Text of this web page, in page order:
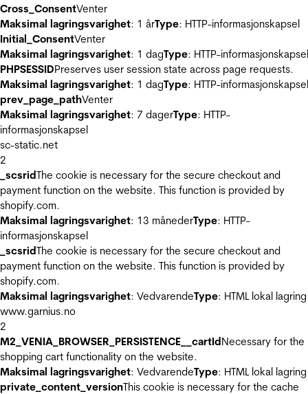
Cross_ConsentVenter
Maksimal lagringsvarighet: 1 årType: HTTP-informasjonskapsel
Initial_ConsentVenter
Maksimal lagringsvarighet: 1 dagType: HTTP-informasjonskapsel
PHPSESSIDPreserves user session state across page requests.
Maksimal lagringsvarighet: 1 dagType: HTTP-informasjonskapsel
prev_page_pathVenter
Maksimal lagringsvarighet: 7 dagerType: HTTP-
informasjonskapsel
sc-static.net
2
_scsridThe cookie is necessary for the secure checkout and
payment function on the website. This function is provided by
shopify.com.
Maksimal lagringsvarighet: 13 månederType: HTTP-
informasjonskapsel
_scsridThe cookie is necessary for the secure checkout and
payment function on the website. This function is provided by
shopify.com.
Maksimal lagringsvarighet: VedvarendeType: HTML lokal lagring
www.garnius.no
2
M2_VENIA_BROWSER_PERSISTENCE__cartIdNecessary for the
shopping cart functionality on the website.
Maksimal lagringsvarighet: VedvarendeType: HTML lokal lagring
private_content_versionThis cookie is necessary for the cache